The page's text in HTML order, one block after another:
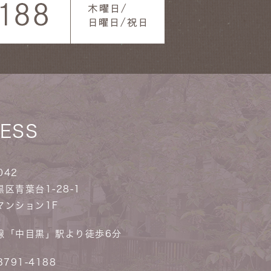
区青葉台1-28-1
ンション1F
「中目黒」駅より徒歩6分
4188